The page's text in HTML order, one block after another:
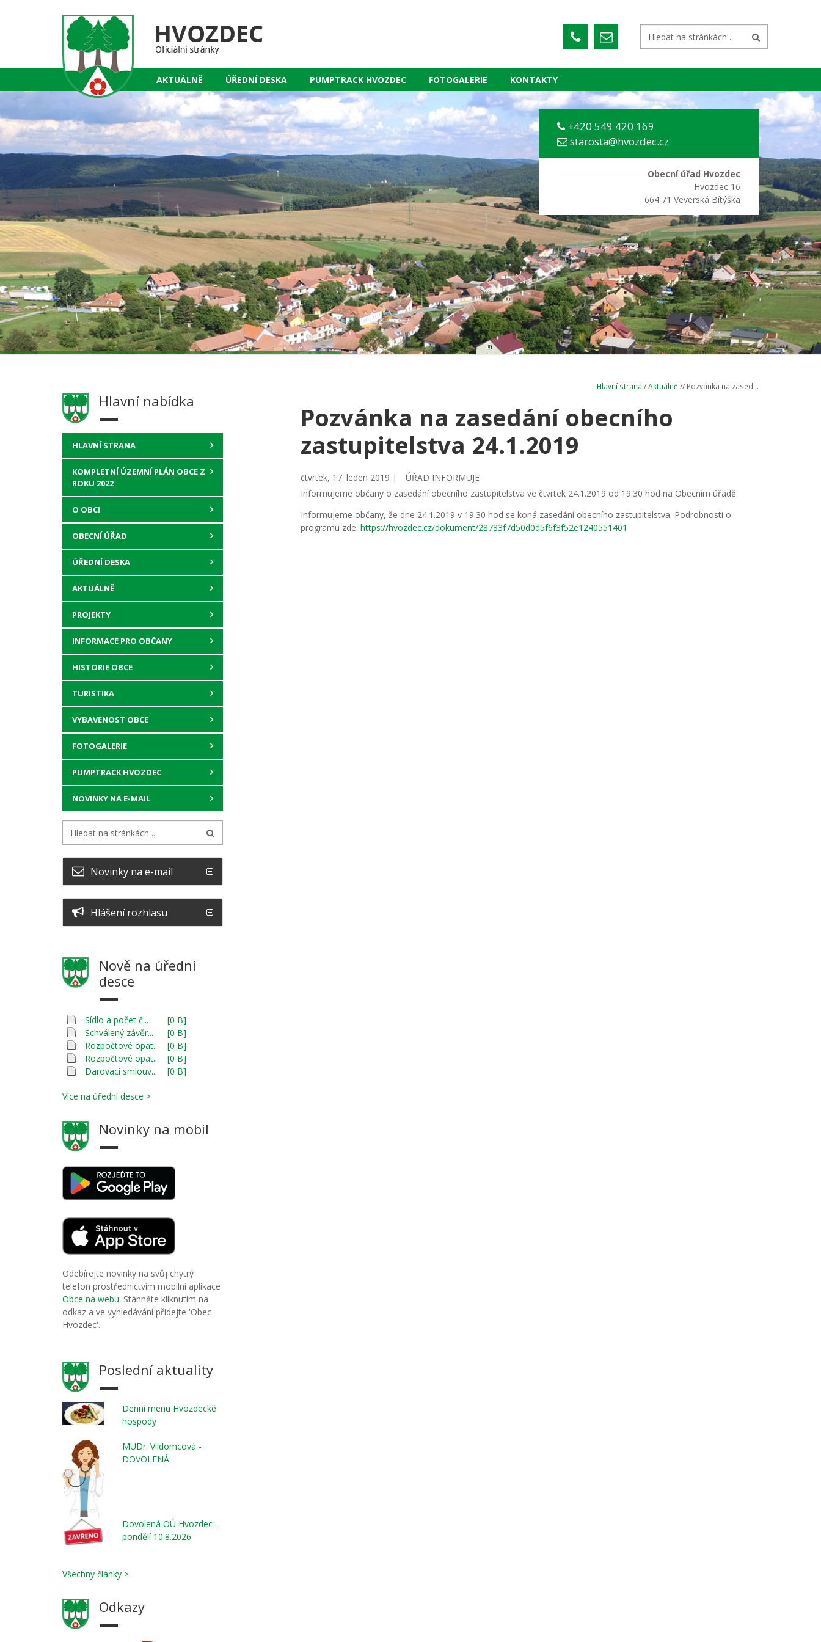
AKTUÁLNĚ ÚŘEDNÍ DESKA PUMPTRACK HVOZDEC FOTOGALERIE KONTAKTY
+420 549 420 169
starosta@hvozdec.cz
Obecní úřad Hvozdec
Hvozdec 16
664 71 Veverská Bítýška
Hlavní nabídka
HLAVNÍ STRANA
KOMPLETNÍ ÚZEMNÍ PLÁN OBCE Z
ROKU 2022
O OBCI
OBECNÍ ÚŘAD
ÚŘEDNÍ DESKA
AKTUÁLNĚ
PROJEKTY
INFORMACE PRO OBČANY
HISTORIE OBCE
TURISTIKA
VYBAVENOST OBCE
FOTOGALERIE
PUMPTRACK HVOZDEC
NOVINKY NA E-MAIL
Novinky na e-mail
Hlášení rozhlasu
Nově na úřední
desce
Sídlo a počet č...
[0 B]
Schválený závěr...
[0 B]
Rozpočtové opat...
[0 B]
Rozpočtové opat...
[0 B]
Darovací smlouv...
[0 B]
Více na úřední desce >
Novinky na mobil
Odebírejte novinky na svůj chytrý
telefon prostřednictvím mobilní aplikace
Obce na webu. Stáhněte kliknutím na
odkaz a ve vyhledávání přidejte 'Obec
Hvozdec'.
Poslední aktuality
Denní menu Hvozdecké
hospody
MUDr. Vildomcová -
DOVOLENÁ
Dovolená OÚ Hvozdec -
pondělí 10.8.2026
Všechny články >
Odkazy
Hlavní strana /Aktuálně // Pozvánka na zased...
Pozvánka na zasedání obecního
zastupitelstva 24.1.2019
čtvrtek, 17. leden 2019 |
ÚŘAD INFORMUJE
Informujeme občany o zasedání obecního zastupitelstva ve čtvrtek 24.1.2019 od 19:30 hod na Obecním úřadě.
Informujeme občany, že dne 24.1.2019 v 19:30 hod se koná zasedání obecního zastupitelstva. Podrobnosti o
programu zde: https://hvozdec.cz/dokument/28783f7d50d0d5f6f3f52e1240551401